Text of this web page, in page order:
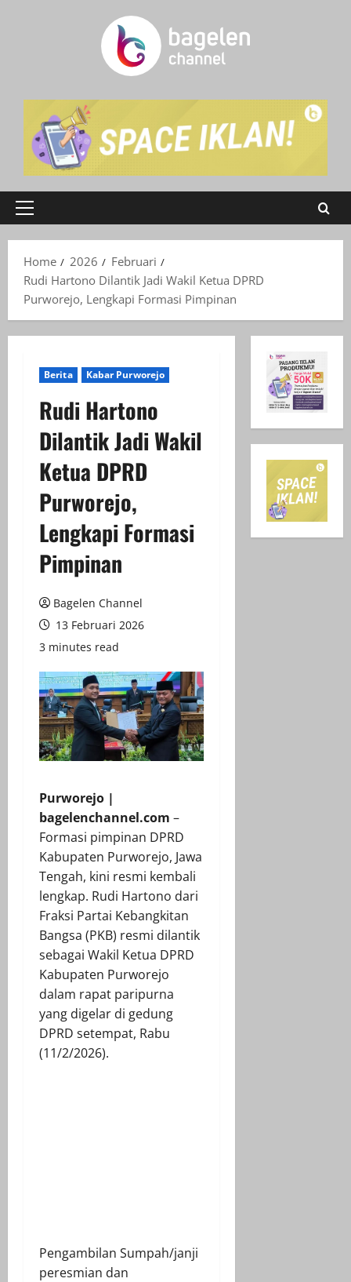
Primary
Home
2026
Februari
Rudi Hartono Dilantik Jadi Wakil Ketua DPRD
Purworejo, Lengkapi Formasi Pimpinan
Berita Kabar Purworejo
Rudi Hartono
Dilantik Jadi Wakil
Ketua DPRD
Purworejo,
Lengkapi Formasi
Pimpinan
Bagelen Channel
13 Februari 2026
3 minutes read
Purworejo |
bagelenchannel.com –
Formasi pimpinan DPRD
Kabupaten Purworejo, Jawa
Tengah, kini resmi kembali
lengkap. Rudi Hartono dari
Fraksi Partai Kebangkitan
Bangsa (PKB) resmi dilantik
sebagai Wakil Ketua DPRD
Kabupaten Purworejo
dalam rapat paripurna
yang digelar di gedung
DPRD setempat, Rabu
(11/2/2026).
Pengambilan Sumpah/janji
peresmian dan